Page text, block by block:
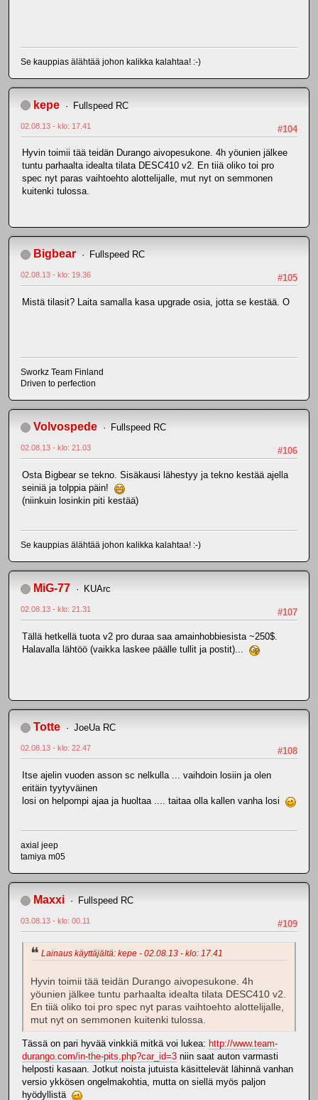
Se kauppias älähtää johon kalikka kalahtaa! :-)
kepe Fullspeed RC
#104
02.08.13 - klo: 17.41
Hyvin toimii tää teidän Durango aivopesukone. 4h yöunien jälkee
tuntu parhaalta idealta tilata DESC410 v2. En tiiä oliko toi pro
spec nyt paras vaihtoehto alottelijalle, mut nyt on semmonen
kuitenki tulossa.
Bigbear Fullspeed RC
#105
02.08.13 - klo: 19.36
Mistä tilasit? Laita samalla kasa upgrade osia, jotta se kestää. O
Sworkz Team Finland
Driven to perfection
Volvospede Fullspeed RC
#106
02.08.13 - klo: 21.03
Osta Bigbear se tekno. Sisäkausi lähestyy ja tekno kestää ajella
seiniä ja tolppia päin!
(niinkuin losinkin piti kestää)
Se kauppias älähtää johon kalikka kalahtaa! :-)
MiG-77 KUArc
#107
02.08.13 - klo: 21.31
Tällä hetkellä tuota v2 pro duraa saa amainhobbiesista ~250$.
Halavalla lähtöö (vaikka laskee päälle tullit ja postit)...
Totte JoeUa RC
#108
02.08.13 - klo: 22.47
Itse ajelin vuoden asson sc nelkulla ... vaihdoin losiin ja olen
eritäin tyytyväinen
losi on helpompi ajaa ja huoltaa .... taitaa olla kallen vanha losi
axial jeep
tamiya m05
Maxxi Fullspeed RC
#109
03.08.13 - klo: 00.11
Lainaus käyttäjältä: kepe - 02.08.13 - klo: 17.41
Hyvin toimii tää teidän Durango aivopesukone. 4h
yöunien jälkee tuntu parhaalta idealta tilata DESC410 v2.
En tiiä oliko toi pro spec nyt paras vaihtoehto alottelijalle,
mut nyt on semmonen kuitenki tulossa.
Tässä on pari hyvää vinkkiä mitkä voi lukea: http://www.team-
durango.com/in-the-pits.php?car_id=3 niin saat auton varmasti
helposti kasaan. Jotkut noista jutuista käsittelevät lähinnä vanhan
versio ykkösen ongelmakohtia, mutta on siellä myös paljon
hyödyllistä